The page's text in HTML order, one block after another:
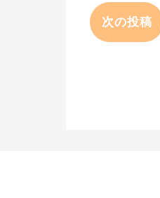
次の投稿